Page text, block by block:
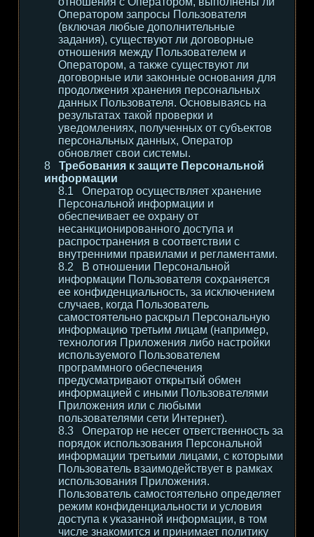
Оператором запросы Пользователя
(включая любые дополнительные
задания), существуют ли договорные
отношения между Пользователем и
Оператором, а также существуют ли
договорные или законные основания для
продолжения хранения персональных
данных Пользователя. Основываясь на
результатах такой проверки и
уведомлениях, полученных от субъектов
персональных данных, Оператор
обновляет свои системы.
Требования к защите Персональной
информации
Оператор осуществляет хранение
Персональной информации и
обеспечивает ее охрану от
несанкционированного доступа и
распространения в соответствии с
внутренними правилами и регламентами.
В отношении Персональной
информации Пользователя сохраняется
ее конфиденциальность, за исключением
случаев, когда Пользователь
самостоятельно раскрыл Персональную
информацию третьим лицам (например,
технология Приложения либо настройки
используемого Пользователем
программного обеспечения
предусматривают открытый обмен
информацией с иными Пользователями
Приложения или с любыми
пользователями сети Интернет).
Оператор не несет ответственность за
порядок использования Персональной
информации третьими лицами, с которыми
Пользователь взаимодействует в рамках
использования Приложения.
Пользователь самостоятельно определяет
режим конфиденциальности и условия
доступа к указанной информации, в том
числе знакомится и принимает политику